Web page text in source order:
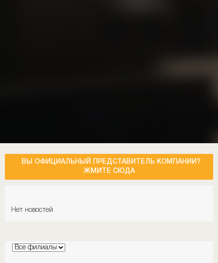
ВЫ ОФИЦИАЛЬНЫЙ ПРЕДСТАВИТЕЛЬ КОМПАНИИ?
ЖМИТЕ СЮДА
Нет новостей